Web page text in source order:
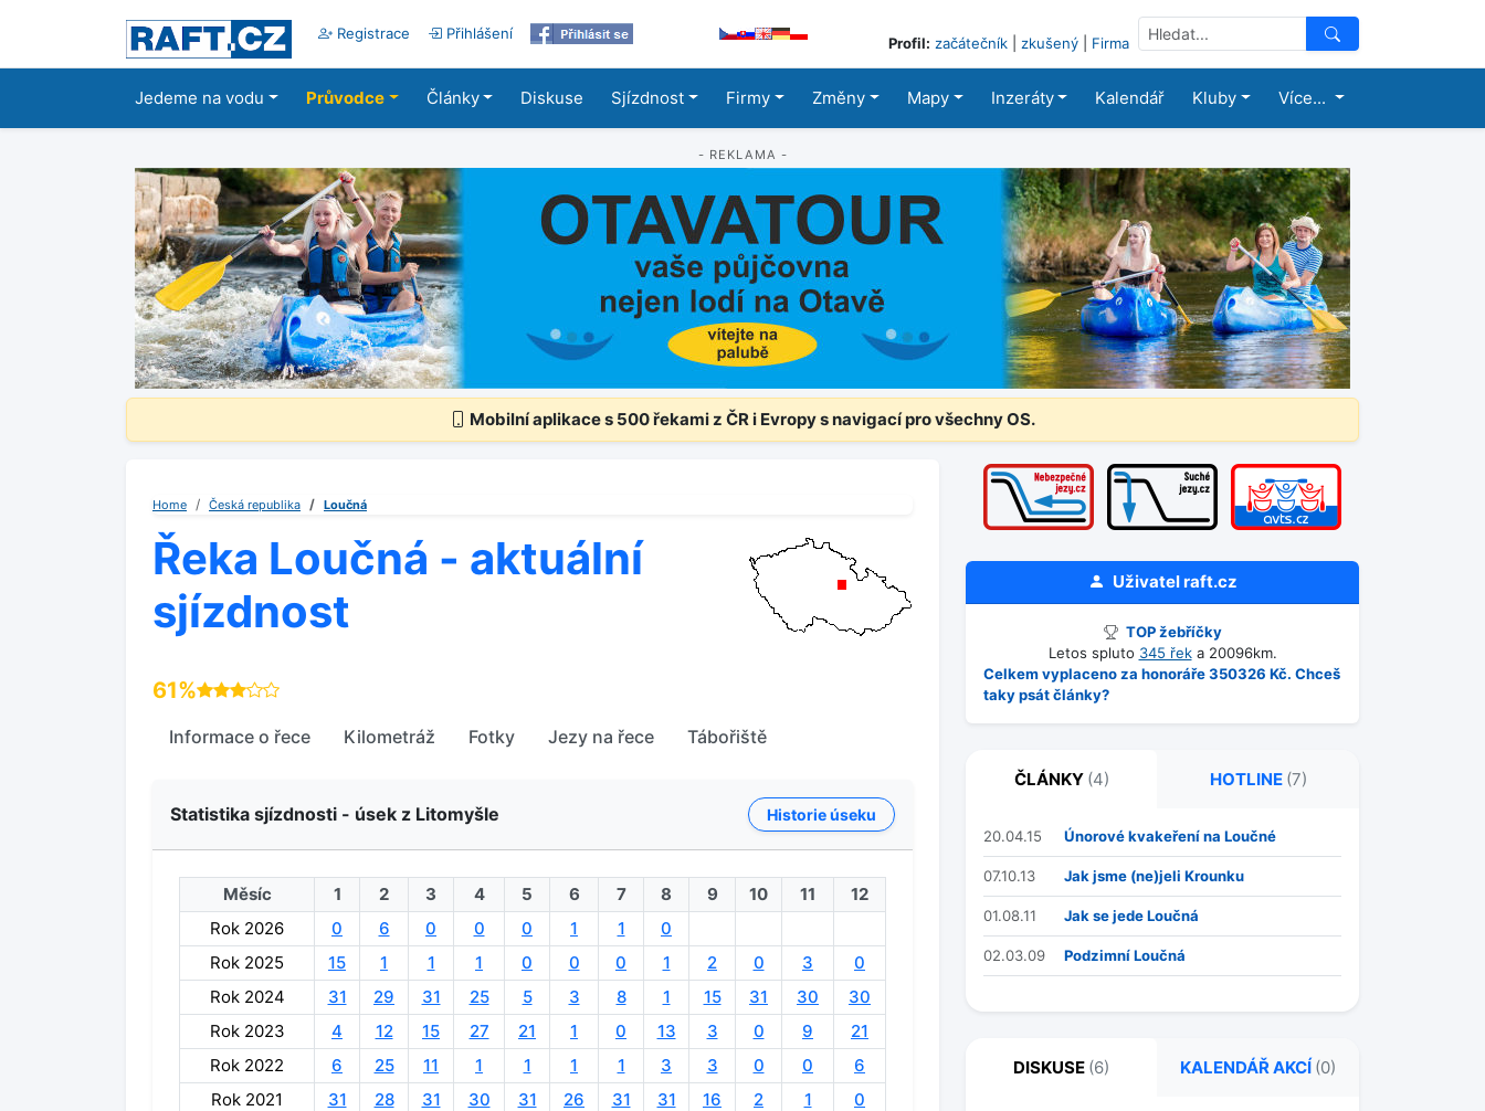
Registrace Přihlášení
Profil: začátečník zkušený Firma
Jedeme na vodu Průvodce Články Diskuse Sjízdnost Firmy Změny Mapy Inzeráty Kalendář Kluby Více...
- REKLAMA -
Mobilní aplikace s 500 řekami z ČR i Evropy s navigací pro všechny OS.
Home Česká republika Loučná
Řeka Loučná - aktuální
sjízdnost
61%
Informace o řece Kilometráž Fotky Jezy na řece Tábořiště
Statistika sjízdnosti - úsek z Litomyšle Historie úseku
Měsíc 1 2 3 4 5 6 7 8 9 10 11
12
Rok 2026
0 6 0 0 0 1 1
0
Rok 2025
15 1 1 1 0 0 0 1 2 0 3
0
Rok 2024
31 29 31 25 5 3 8 1 15 31 30
30
Rok 2023
4 12 15 27 21 1 0 13 3 0 9
21
Rok 2022
6 25 11 1 1 1 1 3 3 0 0
6
Rok 2021
31 28 31 30 31 26 31 31 16 2 1
0
Uživatelraft.cz
TOP žebříčky
Letos spluto 345 řeka 20096km.
Celkem vyplaceno za honoráře 350326 Kč. Chceš
taky psát články?
ČLÁNKY (4) HOTLINE (7)
20.04.15 Únorové kvakeření na Loučné
07.10.13 Jak jsme (ne)jeli Krounku
01.08.11 Jak se jede Loučná
02.03.09 Podzimní Loučná
DISKUSE (6) KALENDÁŘ AKCÍ (0)